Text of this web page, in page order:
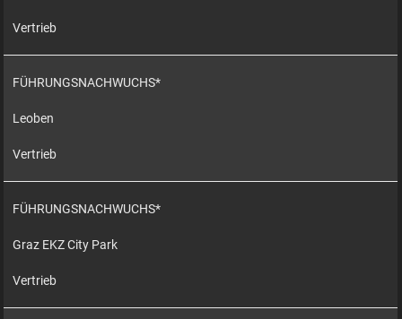
Vertrieb
FÜHRUNGSNACHWUCHS*
Leoben
Vertrieb
FÜHRUNGSNACHWUCHS*
Graz EKZ City Park
Vertrieb